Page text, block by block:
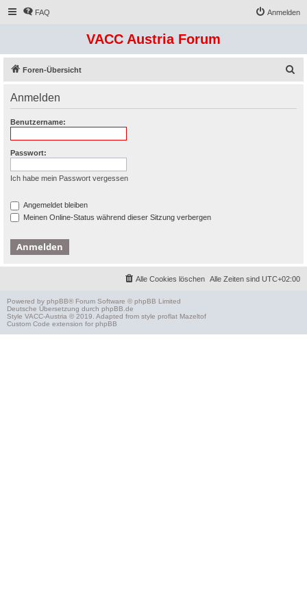
FAQ Anmelden
VACC Austria Forum
Foren-Übersicht
Anmelden
Benutzername:
Passwort:
Ich habe mein Passwort vergessen
Angemeldet bleiben
Meinen Online-Status während dieser Sitzung verbergen
Alle Zeiten sind UTC+02:00
Alle Cookies löschen
Powered by phpBB® Forum Software © phpBB Limited
Deutsche Übersetzung durch phpBB.de
Style VACC-Austria © 2019. Adapted from style proflat Mazeltof
Custom Code extension for phpBB